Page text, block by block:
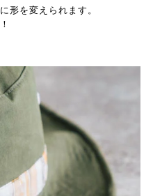
形を変えられます。